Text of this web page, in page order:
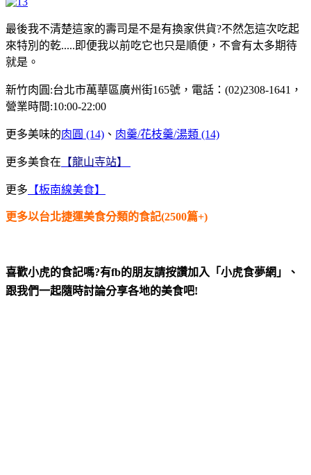
最後我不清楚這家的壽司是不是有換家供貨?不然怎這次吃起
來特別的乾.....即便我以前吃它也只是順便，不會有太多期待
就是。
新竹肉圓:台北市萬華區廣州街165號，電話：(02)2308-1641，
營業時間:10:00-22:00
更多美味的肉圓 (14) 、 肉羹/花枝羹/湯類 (14)
更多美食在 【龍山寺站】
更多 【板南線美食】
更多以台北捷運美食分類的食記(2500篇+)
喜歡小虎的食記嗎?有fb的朋友請按讚加入「小虎食夢網」、
跟我們一起隨時討論分享各地的美食吧!